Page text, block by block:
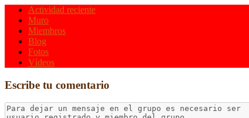
Actividad reciente
Muro
Miembros
Blog
Fotos
Vídeos
Escribe tu comentario